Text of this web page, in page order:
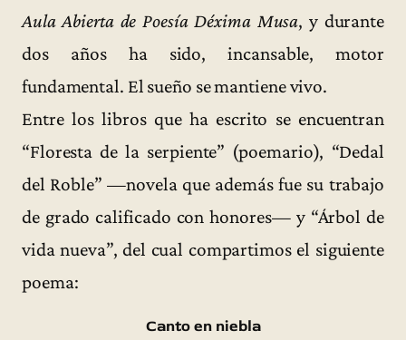
Aula Abierta de Poesía Déxima Musa, y durante
dos años ha sido, incansable, motor
fundamental. El sueño se mantiene vivo.
Entre los libros que ha escrito se encuentran
“Floresta de la serpiente” (poemario), “Dedal
del Roble” —novela que además fue su trabajo
de grado calificado con honores— y “Árbol de
vida nueva”, del cual compartimos el siguiente
poema:
Canto en niebla